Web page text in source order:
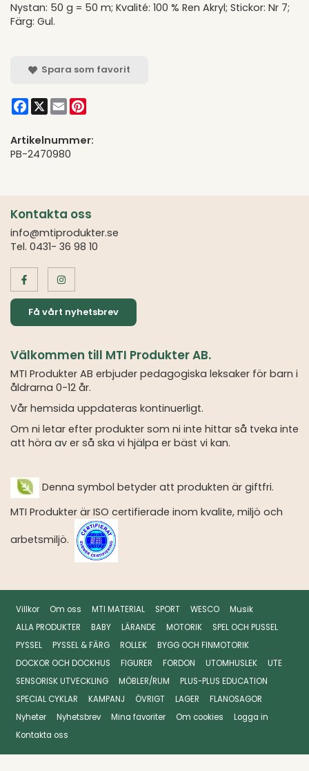
Nystan: 50 g = 50 m; Kvalité: 100 % Ren Akryl; Stickor: Nr 7;
Färg: Gul.
Spara som favorit
Facebook
X Email
Artikelnummer:
PB-2470980
Kontakta oss
info@mtiprodukter.se
Tel. 0431- 36 98 10
Få vårt nyhetsbrev
Välkommen till MTI Produkter AB.
MTI Produkter AB erbjuder pedagogiska leksaker för barn i
åldrarna 0-12 år.
Vår hemsida uppdateras kontinuerligt.
Om ni letar efter produkter som ni inte hittar så tveka inte
att höra av er så ska vi hjälpa er bäst vi kan.
Denna symbol betyder att produkten är giftfri.
MTI Produkter är ISO certifierade inom kvalite, miljö och
arbetsmiljö.
Villkor Om oss MTI MATERIAL SPORT WESCO
Musik
ALLA PRODUKTER
BABY LÄRANDE MOTORIK
SPEL OCH PUSSEL
PYSSEL
PYSSEL & FÄRG ROLLEK
BYGG OCH FINMOTORIK
DOCKOR OCH DOCKHUS
FIGURER FORDON UTOMHUSLEK
UTE
SENSORISK UTVECKLING
MÖBLER/RUM
PLUS-PLUS EDUCATION
SPECIAL CYKLAR
KAMPANJ ÖVRIGT LAGER
FLANOSAGOR
Nyheter
Nyhetsbrev Mina favoriter Om cookies
Logga in
Kontakta oss